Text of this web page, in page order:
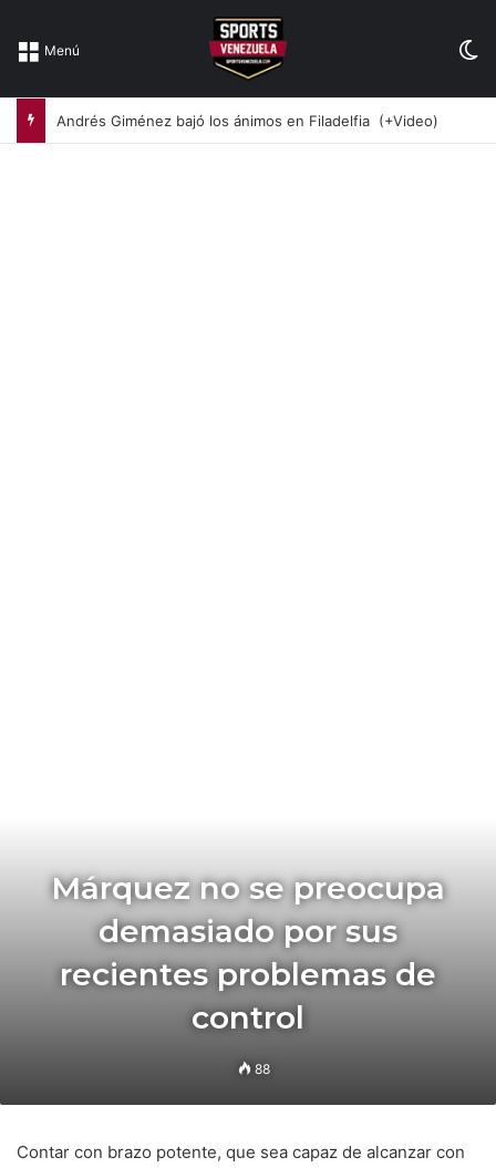
Menú
Andrés Giménez bajó los ánimos en Filadelfia (+Video)
Márquez no se preocupa
demasiado por sus
recientes problemas de
control
88
Contar con brazo potente, que sea capaz de alcanzar con